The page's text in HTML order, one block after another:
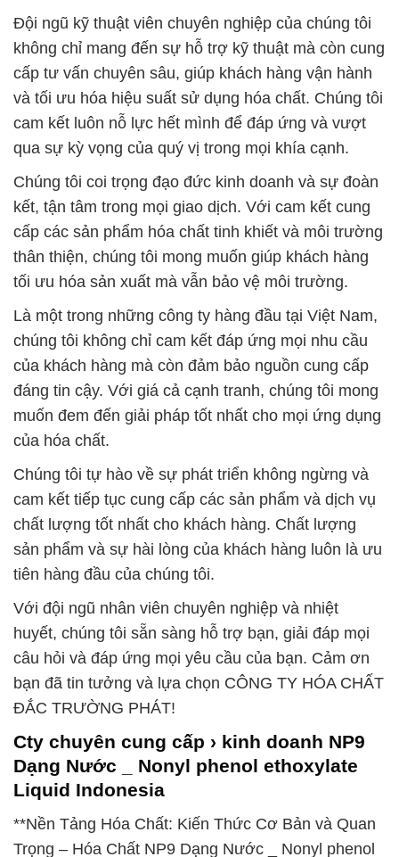
Đội ngũ kỹ thuật viên chuyên nghiệp của chúng tôi
không chỉ mang đến sự hỗ trợ kỹ thuật mà còn cung
cấp tư vấn chuyên sâu, giúp khách hàng vận hành
và tối ưu hóa hiệu suất sử dụng hóa chất. Chúng tôi
cam kết luôn nỗ lực hết mình để đáp ứng và vượt
qua sự kỳ vọng của quý vị trong mọi khía cạnh.
Chúng tôi coi trọng đạo đức kinh doanh và sự đoàn
kết, tận tâm trong mọi giao dịch. Với cam kết cung
cấp các sản phẩm hóa chất tinh khiết và môi trường
thân thiện, chúng tôi mong muốn giúp khách hàng
tối ưu hóa sản xuất mà vẫn bảo vệ môi trường.
Là một trong những công ty hàng đầu tại Việt Nam,
chúng tôi không chỉ cam kết đáp ứng mọi nhu cầu
của khách hàng mà còn đảm bảo nguồn cung cấp
đáng tin cậy. Với giá cả cạnh tranh, chúng tôi mong
muốn đem đến giải pháp tốt nhất cho mọi ứng dụng
của hóa chất.
Chúng tôi tự hào về sự phát triển không ngừng và
cam kết tiếp tục cung cấp các sản phẩm và dịch vụ
chất lượng tốt nhất cho khách hàng. Chất lượng
sản phẩm và sự hài lòng của khách hàng luôn là ưu
tiên hàng đầu của chúng tôi.
Với đội ngũ nhân viên chuyên nghiệp và nhiệt
huyết, chúng tôi sẵn sàng hỗ trợ bạn, giải đáp mọi
câu hỏi và đáp ứng mọi yêu cầu của bạn. Cảm ơn
bạn đã tin tưởng và lựa chọn CÔNG TY HÓA CHẤT
ĐẮC TRƯỜNG PHÁT!
Cty chuyên cung cấp › kinh doanh NP9
Dạng Nước _ Nonyl phenol ethoxylate
Liquid Indonesia
**Nền Tảng Hóa Chất: Kiến Thức Cơ Bản và Quan
Trọng – Hóa Chất NP9 Dạng Nước _ Nonyl phenol